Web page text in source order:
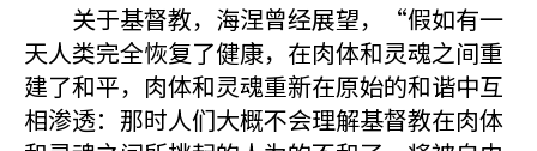
关于基督教，海涅曾经展望，“假如有一
天人类完全恢复了健康，在肉体和灵魂之间重
建了和平，肉体和灵魂重新在原始的和谐中互
相渗透：那时人们大概不会理解基督教在肉体